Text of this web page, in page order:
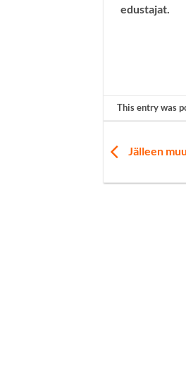
edustajat.
This entry was
Jälleen